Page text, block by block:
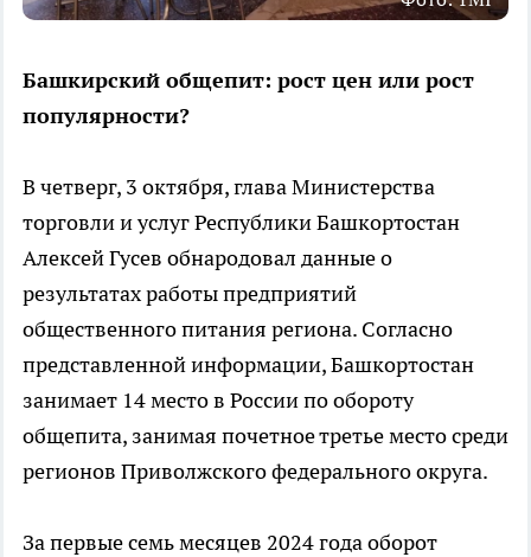
Башкирский общепит: рост цен или рост
популярности?
В четверг, 3 октября, глава Министерства
торговли и услуг Республики Башкортостан
Алексей Гусев обнародовал данные о
результатах работы предприятий
общественного питания региона. Согласно
представленной информации, Башкортостан
занимает 14 место в России по обороту
общепита, занимая почетное третье место среди
регионов Приволжского федерального округа.
За первые семь месяцев 2024 года оборот